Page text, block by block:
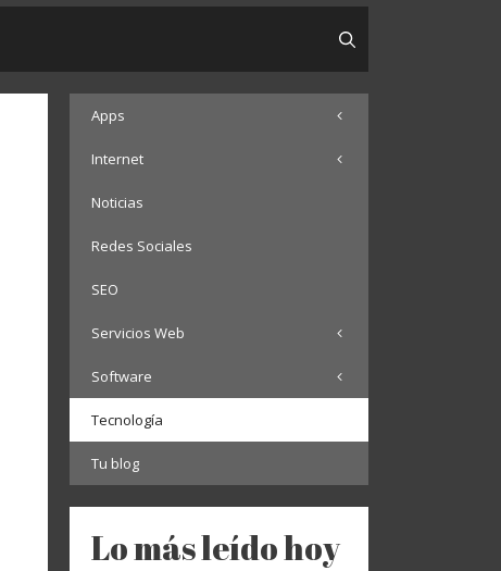
Apps
Internet
Noticias
Redes Sociales
SEO
Servicios Web
Software
Tecnología
Tu blog
Lo más leído hoy